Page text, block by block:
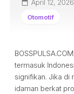
April 12, 2026
Otomotif
termasuk
signifikan. Jika di
idaman berkat